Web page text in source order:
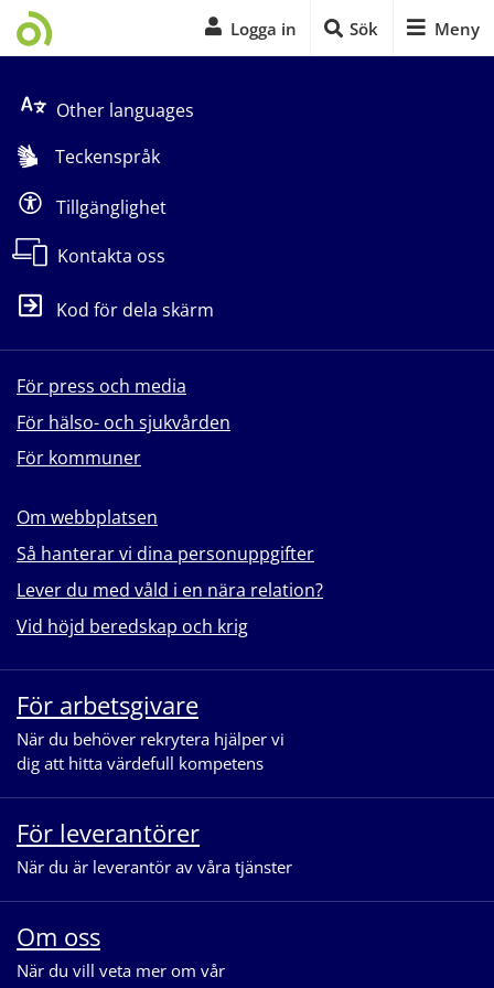
Logga in Sök Meny
Other languages
Teckenspråk
Tillgänglighet
Kontakta oss
Kod för dela skärm
För press och media
För hälso- och sjukvården
För kommuner
Om webbplatsen
Så hanterar vi dina personuppgifter
Lever du med våld i en nära relation?
Vid höjd beredskap och krig
För arbetsgivare
När du behöver rekrytera hjälper vi
dig att hitta värdefull kompetens
För leverantörer
När du är leverantör av våra tjänster
Om oss
När du vill veta mer om vår